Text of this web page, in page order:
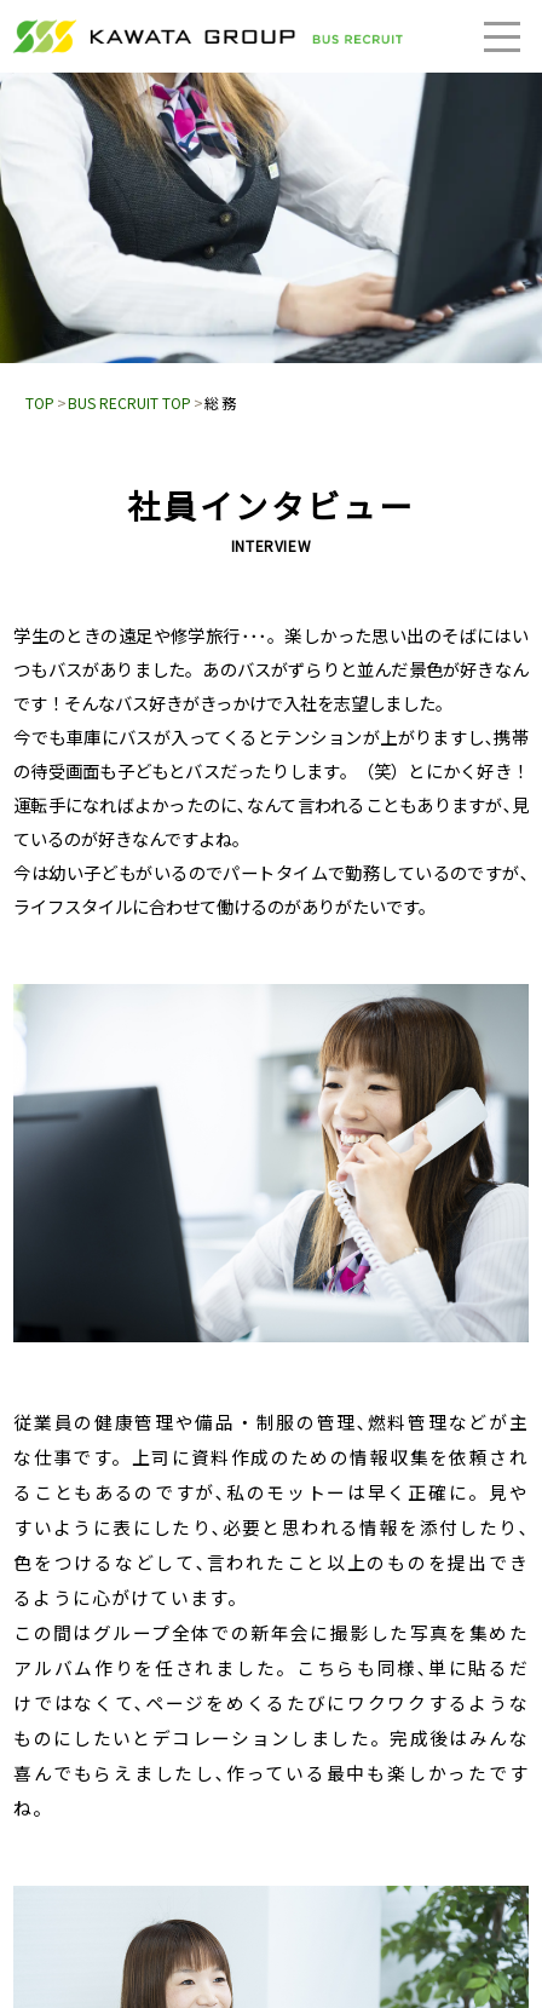
TOP BUS RECRUIT TOP 総務
社員インタビュー
INTERVIEW
学生のときの遠足や修学旅行･･･。楽しかった思い出のそばにはい
つもバスがありました。あのバスがずらりと並んだ景色が好きなん
です！そんなバス好きがきっかけで入社を志望しました。
今でも車庫にバスが入ってくるとテンションが上がりますし､携帯
の待受画面も子どもとバスだったりします。（笑）とにかく好き！
運転手になればよかったのに､なんて言われることもありますが､見
ているのが好きなんですよね。
今は幼い子どもがいるのでパートタイムで勤務しているのですが､
ライフスタイルに合わせて働けるのがありがたいです。
従業員の健康管理や備品・制服の管理､燃料管理などが主
な仕事です。上司に資料作成のための情報収集を依頼され
ることもあるのですが､私のモットーは早く正確に。見や
すいように表にしたり､必要と思われる情報を添付したり､
色をつけるなどして､言われたこと以上のものを提出でき
るように心がけています。
この間はグループ全体での新年会に撮影した写真を集めた
アルバム作りを任されました。こちらも同様､単に貼るだ
けではなくて､ページをめくるたびにワクワクするような
ものにしたいとデコレーションしました。完成後はみんな
喜んでもらえましたし､作っている最中も楽しかったです
ね。